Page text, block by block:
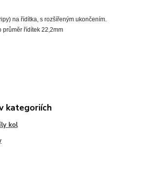
na řídítka, s rozšířeným ukončením.
průměr řídítek 22,2mm
kategoriích
kol